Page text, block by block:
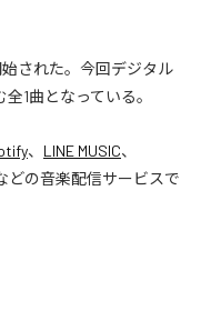
始された。今回デジタル
全1曲となっている。
、 LINE MUSIC、
どの音楽配信サービスで